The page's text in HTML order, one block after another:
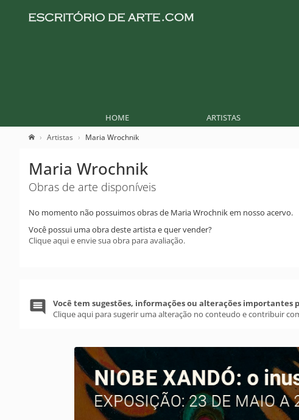
HOME ARTISTAS
Artistas Maria Wrochnik
Maria Wrochnik
Obras de arte disponíveis
No momento não possuimos obras de Maria Wrochnik em nosso acervo.
Você possui uma obra deste artista e quer vender?
Clique aqui e envie sua obra para avaliação.
Você tem sugestões, informações ou alterações importantes
Clique aqui para sugerir uma alteração no conteudo e contribuir